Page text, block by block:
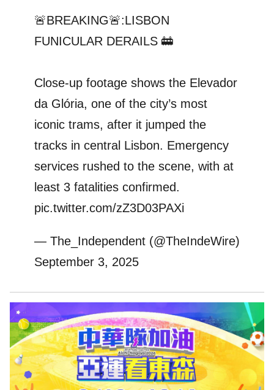
🚨BREAKING🚨:LISBON
FUNICULAR DERAILS 🚋
Close-up footage shows the Elevador
da Glória, one of the city’s most
iconic trams, after it jumped the
tracks in central Lisbon. Emergency
services rushed to the scene, with at
least 3 fatalities confirmed.
pic.twitter.com/zZ3D03PAXi
— The_Independent (@TheIndeWire)
September 3, 2025